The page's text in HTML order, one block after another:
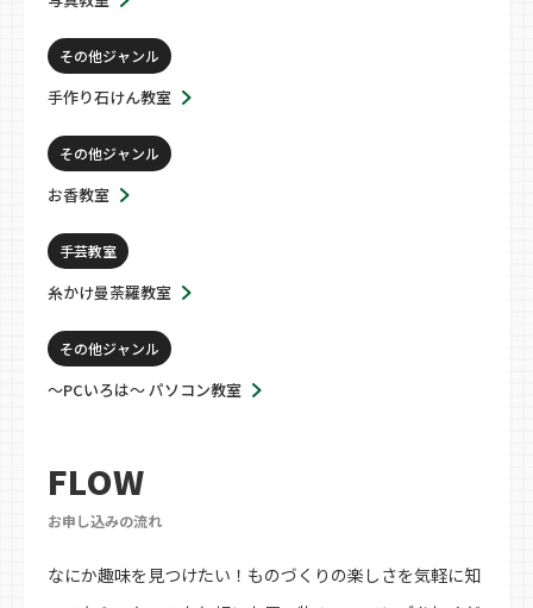
その他ジャンル
手作り石けん教室
その他ジャンル
お香教室
手芸教室
糸かけ曼荼羅教室
その他ジャンル
～PCいろは～ パソコン教室
FLOW
お申し込みの流れ
なにか趣味を見つけたい！ものづくりの楽しさを気軽に知